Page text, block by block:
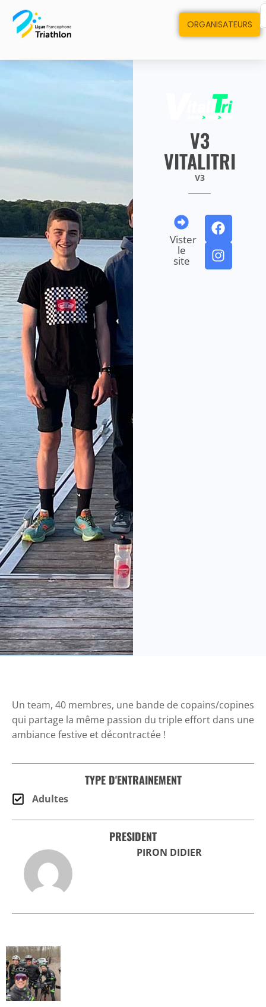
ORGANISATEURS
V3
VITALITRI
V3
Vister
le
site
TYPE D'ENTRAINEMENT
Adultes
PRESIDENT
PIRON DIDIER
Un team, 40 membres, une bande de copains/copines
qui partage la même passion du triple effort dans une
ambiance festive et décontractée !